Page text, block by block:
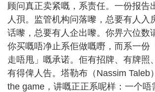
顾问真正卖紧嘅，系责任。一份报告
人孭。监管机构问落嚟，总要有人入
话嚟，总要有人企出嚟。你畀六位数
你买嘅唔净止系佢做嘅嘢，而系一份
走唔甩」嘅承诺。佢有招牌、有牌照
有得俾人告。塔勒布（Nassim Taleb
the game，讲嘅正正系呢样：一个唔